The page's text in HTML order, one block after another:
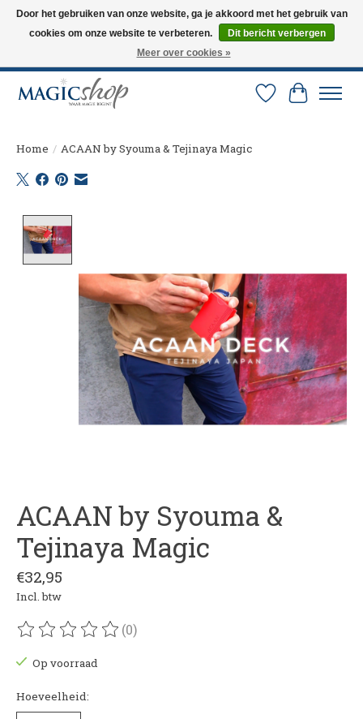
Altijd de nieuwste trucs op voorraad. Snelle verzending via PostNL en DHL.
Langskomen in onze winkel? Bel of mail om een afspraak te maken. 0251-
Verlanglijst
Home / ACAAN by Syouma & Tejinaya Magic
ACAAN by Syouma &
Tejinaya Magic
€32,95
Incl. btw
De beoordeling van dit product is
(0)
Op voorraad
Hoeveelheid:
Door het gebruiken van onze website, ga je akkoord met het gebruik van
cookies om onze website te verbeteren.
Dit bericht verbergen
Meer over cookies »